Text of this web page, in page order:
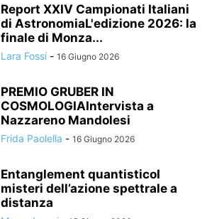
Report XXIV Campionati Italiani
di AstronomiaL'edizione 2026: la
finale di Monza...
Lara Fossi - 16 Giugno 2026
PREMIO GRUBER IN
COSMOLOGIAIntervista a
Nazzareno Mandolesi
Frida Paolella - 16 Giugno 2026
Entanglement quantisticoI
misteri dell’azione spettrale a
distanza